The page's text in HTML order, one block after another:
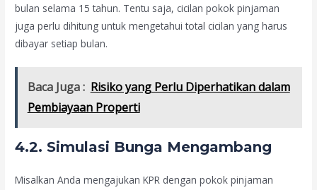
bulan selama 15 tahun. Tentu saja, cicilan pokok pinjaman
juga perlu dihitung untuk mengetahui total cicilan yang harus
dibayar setiap bulan.
Baca Juga : Risiko yang Perlu Diperhatikan dalam
Pembiayaan Properti
4.2. Simulasi Bunga Mengambang
Misalkan Anda mengajukan KPR dengan pokok pinjaman